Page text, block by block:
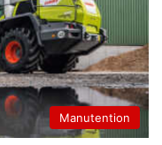
Manutention